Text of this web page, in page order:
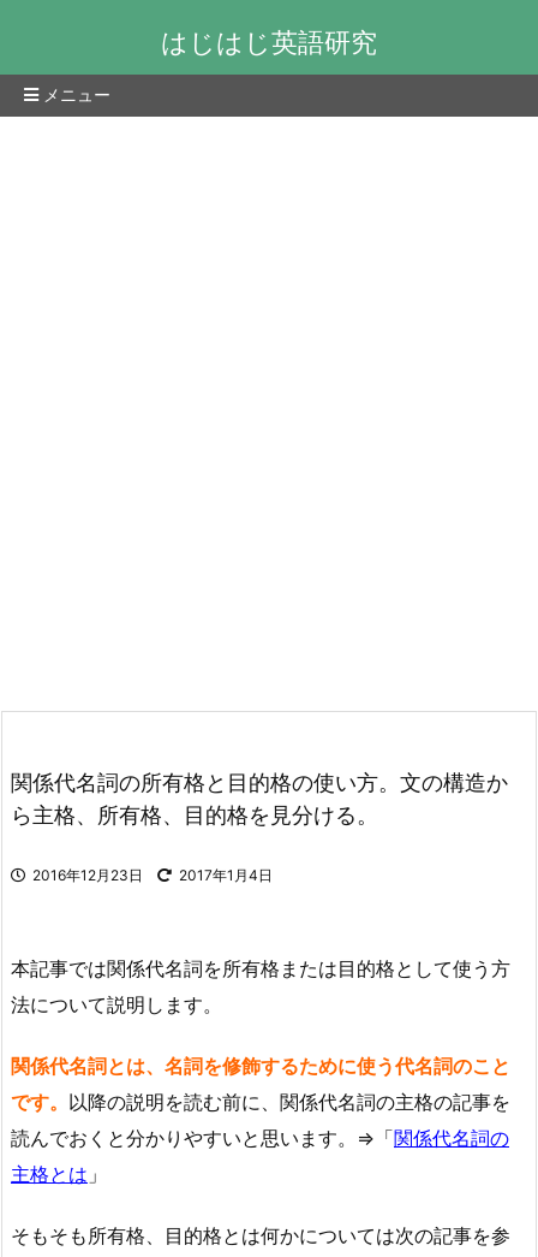
はじはじ英語研究
メニュー
関係代名詞の所有格と目的格の使い方。文の構造か
ら主格、所有格、目的格を見分ける。
2016年12月23日 2017年1月4日
本記事では関係代名詞を所有格または目的格として使う方
法について説明します。
関係代名詞とは、名詞を修飾するために使う代名詞のこと
です。 以降の説明を読む前に、関係代名詞の主格の記事を
読んでおくと分かりやすいと思います。⇒「関係代名詞の
主格とは 」
そもそも所有格、目的格とは何かについては次の記事を参